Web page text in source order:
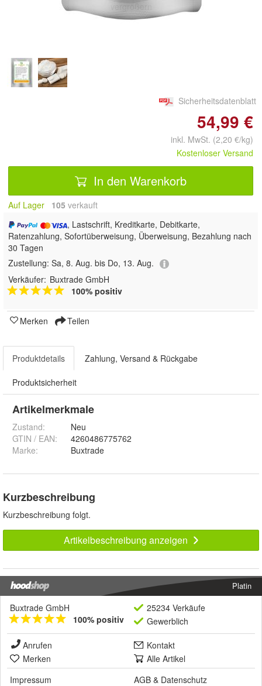
vergrößern
Sicherheitsdatenblatt
54,99 €
inkl. MwSt. (2,20 €/kg)
Kostenloser Versand
In den Warenkorb
Auf Lager 105 verkauft
, Lastschrift, Kreditkarte, Debitkarte,
Ratenzahlung, Sofortüberweisung, Überweisung, Bezahlung nach
30 Tagen
Zustellung: Sa, 8. Aug. bis Do, 13. Aug.
Verkäufer: Buxtrade GmbH
100% positiv
Merken Teilen
Produktdetails Zahlung, Versand & Rückgabe
Produktsicherheit
Artikelmerkmale
Zustand:
Neu
GTIN / EAN:
4260486775762
Marke:
Buxtrade
Kurzbeschreibung
Kurzbeschreibung folgt.
Artikelbeschreibung anzeigen
Platin
Buxtrade GmbH
100% positiv
25234 Verkäufe
Gewerblich
Anrufen
Kontakt
Merken
Alle Artikel
Impressum
AGB & Datenschutz